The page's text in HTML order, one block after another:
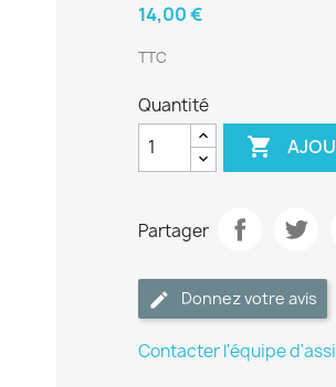
14,00 €
TTC
Quantité

Partager
Donnez votre avis
Contacter l'équipe